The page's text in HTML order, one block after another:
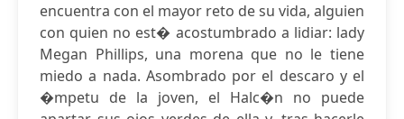
encuentra con el mayor reto de su vida, alguien
con quien no est� acostumbrado a lidiar: lady
Megan Phillips, una morena que no le tiene
miedo a nada. Asombrado por el descaro y el
�mpetu de la joven, el Halc�n no puede